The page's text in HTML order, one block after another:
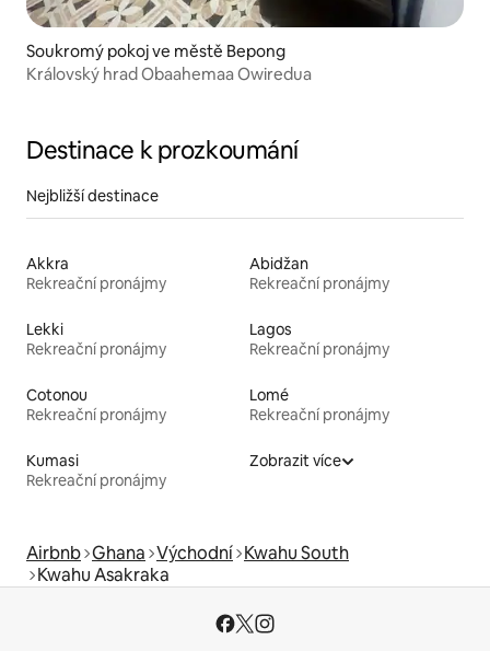
Soukromý pokoj ve městě Bepong
Královský hrad Obaahemaa Owiredua
Destinace k prozkoumání
Nejbližší destinace
Akkra
Rekreační pronájmy
Abidžan
Rekreační pronájmy
Lekki
Rekreační pronájmy
Lagos
Rekreační pronájmy
Cotonou
Rekreační pronájmy
Lomé
Rekreační pronájmy
Kumasi
Rekreační pronájmy
Zobrazit více
Airbnb Ghana Východní Kwahu South
Kwahu Asakraka